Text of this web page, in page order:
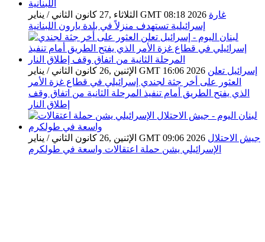
الثلاثاء ,27 كانون الثاني / يناير GMT 08:18 2026 غارة
إسرائيلية تستهدف منزلاً في بلدة يارون اللبنانية
الإثنين ,26 كانون الثاني / يناير GMT 16:06 2026 إسرائيل تعلن
العثور على أخر جثة لجندي إسرائيلي في قطاع غزة الأمر
الذي يفتح الطريق أمام تنفيذ المرحلة الثانية من اتفاق وقف
إطلاق النار
الإثنين ,26 كانون الثاني / يناير GMT 09:06 2026 جيش الاحتلال
الإسرائيلي يشن حملة اعتقالات واسعة في طولكرم